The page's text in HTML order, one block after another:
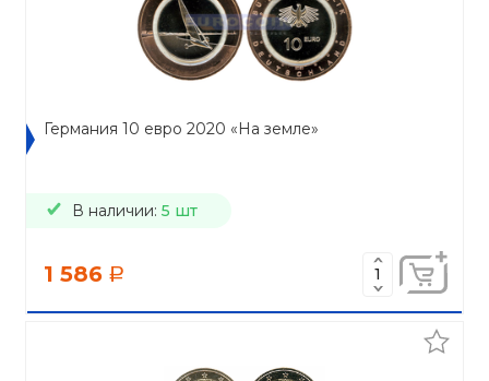
Германия 10 евро 2020 «На земле»
В наличии: 5 шт
1 586 a